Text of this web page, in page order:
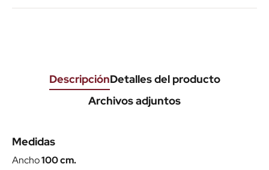
DescripciónDetalles del producto
Archivos adjuntos
Medidas
Ancho100 cm.